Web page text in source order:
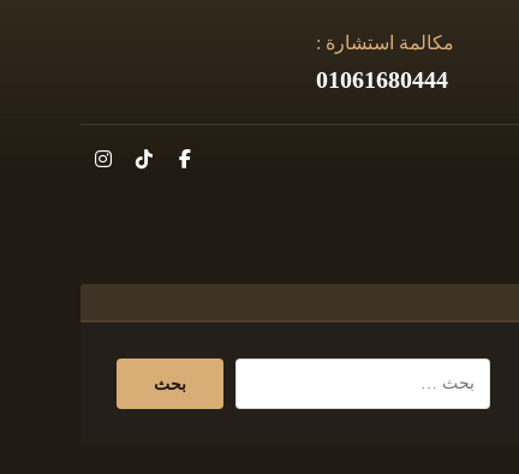
مكالمة استشارة :
01061680444